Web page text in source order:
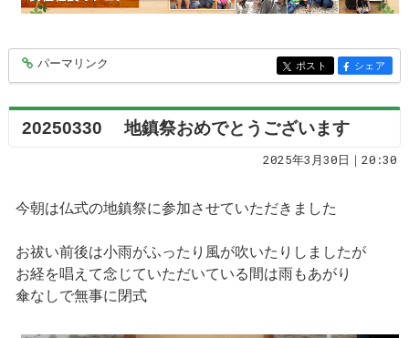
entry9594
パーマリンク entry9594
ポスト entry9594
シェア
20250330 地鎮祭おめでとうございます
2025年3月30日｜20:30
今朝は仏式の地鎮祭に参加させていただきました
お祓い前後は小雨がふったり風が吹いたりしましたが
お経を唱えて念じていただいている間は雨もあがり
傘なしで無事に閉式